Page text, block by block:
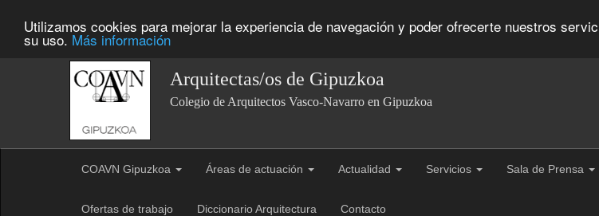
Utilizamos cookies para mejorar la experiencia de navegación y poder ofrecerte nuestros
su uso. Más información
Arquitectas/os de Gipuzkoa
Colegio de Arquitectos Vasco-Navarro en Gipuzkoa
COAVN Gipuzkoa Áreas de actuación Actualidad Servicios Sala de Prensa
Ofertas de trabajo Diccionario Arquitectura Contacto